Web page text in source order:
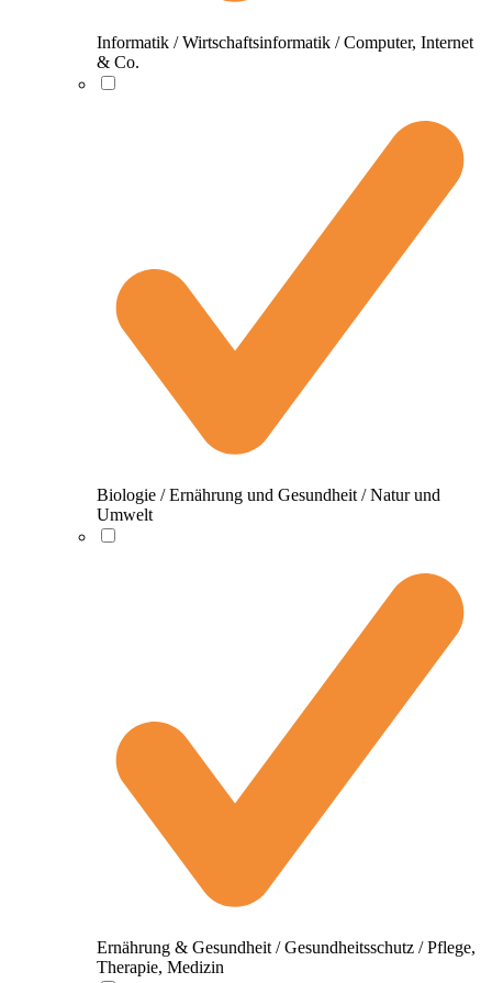
Informatik / Wirtschaftsinformatik / Computer, Internet
& Co.
Biologie / Ernährung und Gesundheit / Natur und
Umwelt
Ernährung & Gesundheit / Gesundheitsschutz / Pflege,
Therapie, Medizin